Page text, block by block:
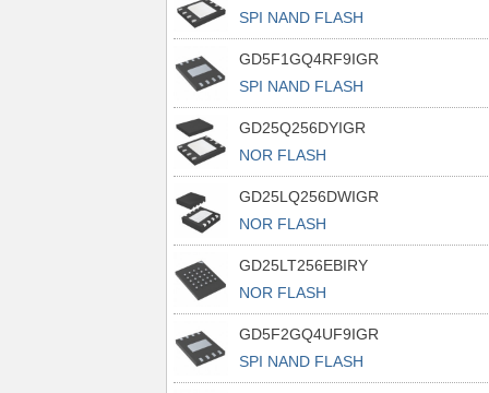
SPI NAND FLASH
GD5F1GQ4RF9IGR
SPI NAND FLASH
GD25Q256DYIGR
NOR FLASH
GD25LQ256DWIGR
NOR FLASH
GD25LT256EBIRY
NOR FLASH
GD5F2GQ4UF9IGR
SPI NAND FLASH